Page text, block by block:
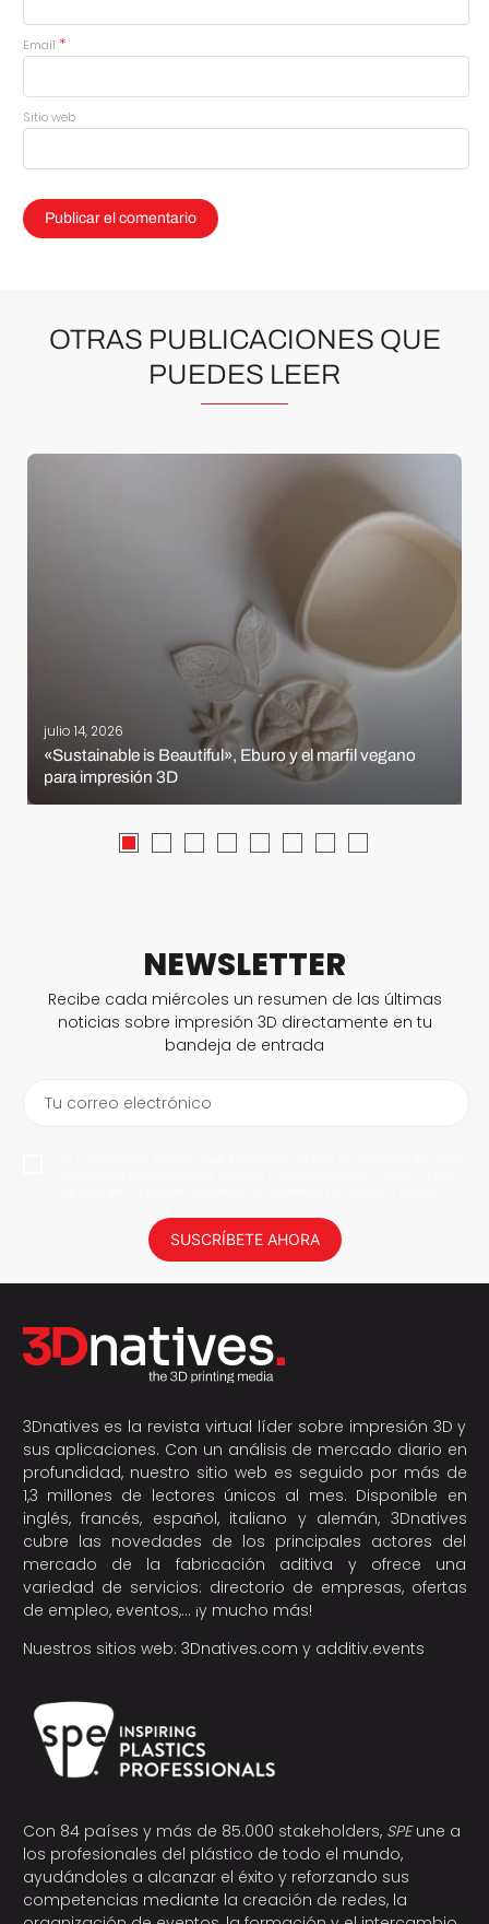
Email *
Sitio web
OTRAS PUBLICACIONES QUE
PUEDES LEER
julio 14, 2026
«Sustainable is Beautiful», Eburo y el marfil vegano
para impresión 3D
NEWSLETTER
Recibe cada miércoles un resumen de las últimas
noticias sobre impresión 3D directamente en tu
bandeja de entrada
Tu correo electrónico
SUSCRÍBETE AHORA
3Dnatives es la revista virtual líder sobre impresión 3D y
sus aplicaciones. Con un análisis de mercado diario en
profundidad, nuestro sitio web es seguido por más de
1,3 millones de lectores únicos al mes. Disponible en
inglés, francés, español, italiano y alemán, 3Dnatives
cubre las novedades de los principales actores del
mercado de la fabricación aditiva y ofrece una
variedad de servicios: directorio de empresas, ofertas
de empleo, eventos,… ¡y mucho más!
Nuestros sitios web: 3Dnatives.com y additiv.events
Con 84 países y más de 85.000 stakeholders, SPEune a
los profesionales del plástico de todo el mundo,
ayudándoles a alcanzar el éxito y reforzando sus
competencias mediante la creación de redes, la